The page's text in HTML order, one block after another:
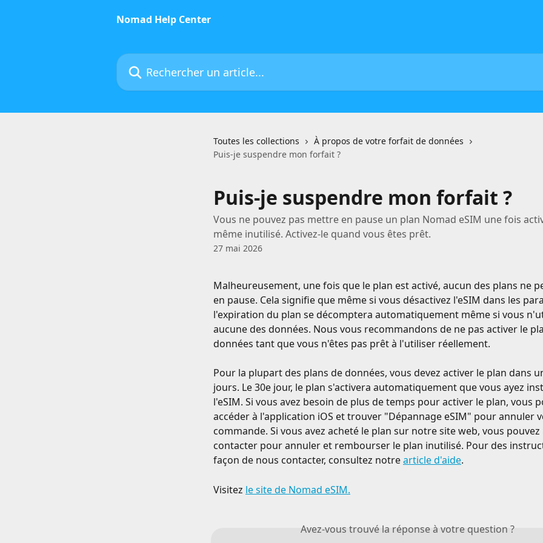
Nomad Help Center
Rechercher un article...
Toutes les collections
À propos de votre forfait de données
Puis-je suspendre mon forfait ?
Puis-je suspendre mon forfait ?
Vous ne pouvez pas mettre en pause un plan Nomad eSIM une fois
même inutilisé. Activez-le quand vous êtes prêt.
27 mai 2026
Malheureusement, une fois que le plan est activé, aucun des plans ne
en pause. Cela signifie que même si vous désactivez l'eSIM dans les
l'expiration du plan se décomptera automatiquement même si vous
aucune des données. Nous vous recommandons de ne pas activer le
données tant que vous n'êtes pas prêt à l'utiliser réellement.
Pour la plupart des plans de données, vous devez activer le plan dans
jours. Le 30e jour, le plan s'activera automatiquement que vous ayez
l'eSIM. Si vous avez besoin de plus de temps pour activer le plan, vous
accéder à l'application iOS et trouver "Dépannage eSIM" pour annuler
commande. Si vous avez acheté le plan sur notre site web, vous pouvez
contacter pour annuler et rembourser le plan inutilisé. Pour des
façon de nous contacter, consultez notre article d'aide.
Visitez le site de Nomad eSIM.
Avez-vous trouvé la réponse à votre question ?